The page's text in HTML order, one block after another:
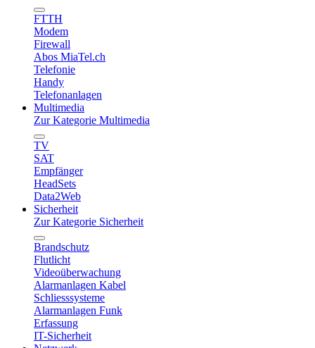
FTTH
Modem
Firewall
Abos MiaTel.ch
Telefonie
Handy
Telefonanlagen
Multimedia
Zur Kategorie Multimedia
TV
SAT
Empfänger
HeadSets
Data2Web
Sicherheit
Zur Kategorie Sicherheit
Brandschutz
Flutlicht
Videoüberwachung
Alarmanlagen Kabel
Schliesssysteme
Alarmanlagen Funk
Erfassung
IT-Sicherheit